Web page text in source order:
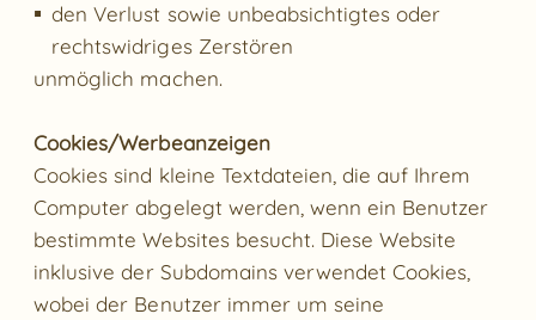
den Verlust sowie unbeabsichtigtes oder
rechtswidriges Zerstören
unmöglich machen.
Cookies/Werbeanzeigen
Cookies sind kleine Textdateien, die auf Ihrem
Computer abgelegt werden, wenn ein Benutzer
bestimmte Websites besucht. Diese Website
inklusive der Subdomains verwendet Cookies,
wobei der Benutzer immer um seine